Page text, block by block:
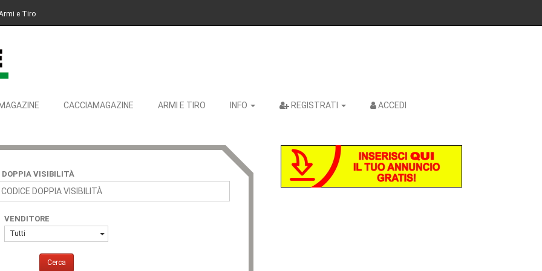
e Tiro
CACCIAMAGAZINE ARMI E TIRO INFO REGISTRATI ACCEDI
DOPPIA VISIBILITÀ
VENDITORE
Tutti
Cerca